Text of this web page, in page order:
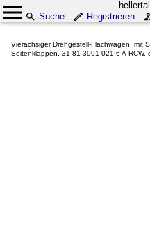
Suche
Registrieren
Vierachsiger Drehgestell-Flachwagen, mit
Seitenklappen, 31 81 3991 021-6 A-RCW,